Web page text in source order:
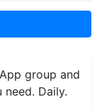
group and
Daily.